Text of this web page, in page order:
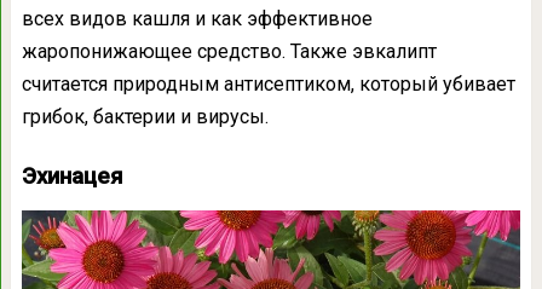
всех видов кашля и как эффективное
жаропонижающее средство. Также эвкалипт
считается природным антисептиком, который убивает
грибок, бактерии и вирусы.
Эхинацея